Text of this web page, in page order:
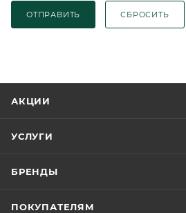
ОТПРАВИТЬ СБРОСИТЬ
АКЦИИ
УСЛУГИ
БРЕНДЫ
ПОКУПАТЕЛЯМ